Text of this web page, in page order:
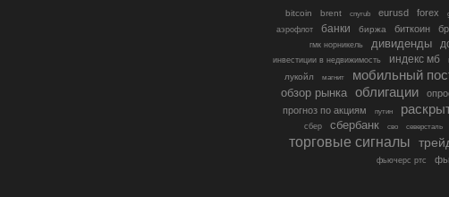
bitcoin brent cnyrub eurusd forex
аэрофлот банки биржа биткоин
гмк норникель дивиденды
инвестиции в недвижимость индекс мб
лукойл магнит мобильный
обзор рынка облигации
прогноз по акциям
путин
сбер сбербанк сво северсталь
торговые сигналы
фьючерс ртс